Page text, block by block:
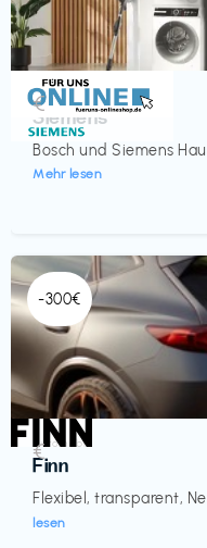
Küche & Haushalt
Siemens
Bosch und Siemens
Mehr lesen
€‎
-300€
Automobil
Finn
Flexibel, transparent,
lesen
€‎